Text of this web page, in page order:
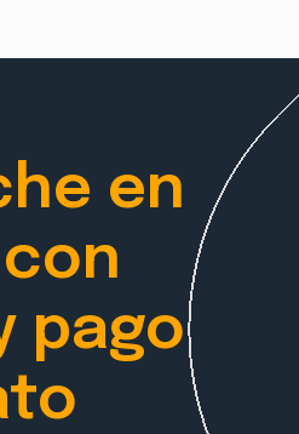
en
pago